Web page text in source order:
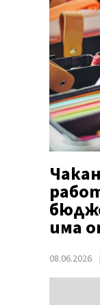
има
08.06.2026